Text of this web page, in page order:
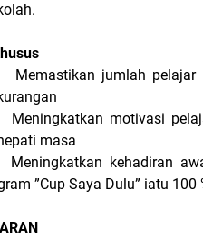
Memastikan jumlah
Meningkatkan motivasi
masa
Meningkatkan kehadiran
”Cup Saya Dulu” iatu 100